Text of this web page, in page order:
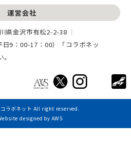
運営会社
県金沢市有松2-2-38
日9：00-17：00）「コラボネッ
ラボネット All right reserved.
designed by AWS